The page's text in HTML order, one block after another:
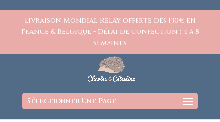
Livraison Mondial Relay offerte dès 130€ en
France & Belgique - Délai de confection : 4 à 8
semaines
Sélectionner Une Page